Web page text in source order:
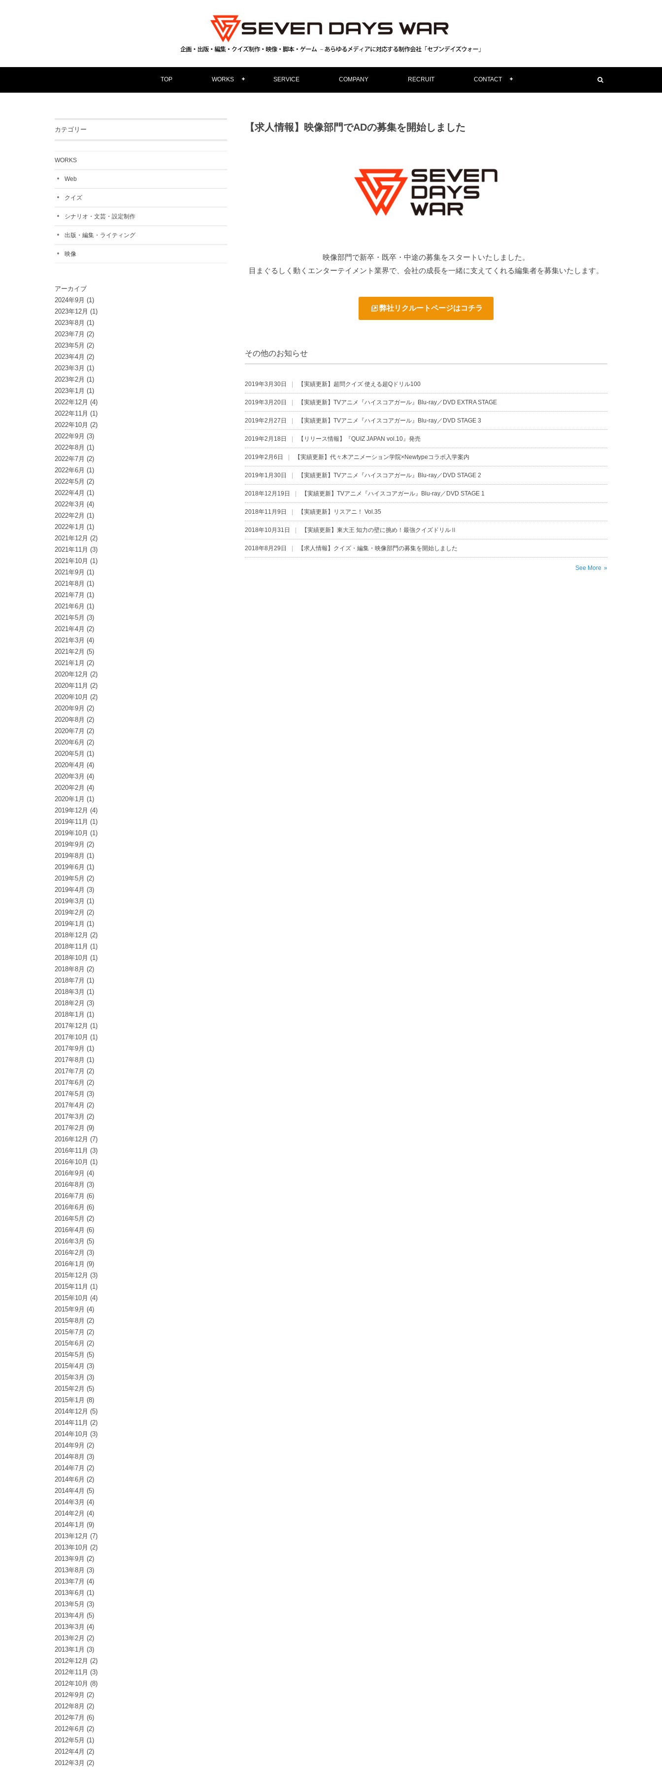
TOP WORKS SERVICE COMPANY RECRUIT CONTACT
【求人情報】映像部門でADの募集を開始しました
映像部門で新卒・既卒・中途の募集をスタートいたしました。
目まぐるしく動くエンターテイメント業界で、会社の成長を一緒に支えてくれる編集者を募集いたします。
弊社リクルートページはコチラ
その他のお知らせ
2019年3月30日 【実績更新】超問クイズ 使える超Qドリル100
2019年3月20日 【実績更新】TVアニメ『ハイスコアガール』Blu-ray／DVD EXTRA STAGE
2019年2月27日 【実績更新】TVアニメ『ハイスコアガール』Blu-ray／DVD STAGE 3
2019年2月18日 【リリース情報】『QUIZ JAPAN vol.10』発売
2019年2月6日 【実績更新】代々木アニメーション学院×Newtypeコラボ入学案内
2019年1月30日 【実績更新】TVアニメ『ハイスコアガール』Blu-ray／DVD STAGE 2
2018年12月19日 【実績更新】TVアニメ『ハイスコアガール』Blu-ray／DVD STAGE 1
2018年11月9日 【実績更新】リスアニ！ Vol.35
2018年10月31日 【実績更新】東大王 知力の壁に挑め！最強クイズドリルⅡ
2018年8月29日 【求人情報】クイズ・編集・映像部門の募集を開始しました
See More
カテゴリー
WORKS
Web
クイズ
シナリオ・文芸・設定制作
出版・編集・ライティング
映像
アーカイブ
2024年9月 (1)
2023年12月 (1)
2023年8月 (1)
2023年7月 (2)
2023年5月 (2)
2023年4月 (2)
2023年3月 (1)
2023年2月 (1)
2023年1月 (1)
2022年12月 (4)
2022年11月 (1)
2022年10月 (2)
2022年9月 (3)
2022年8月 (1)
2022年7月 (2)
2022年6月 (1)
2022年5月 (2)
2022年4月 (1)
2022年3月 (4)
2022年2月 (1)
2022年1月 (1)
2021年12月 (2)
2021年11月 (3)
2021年10月 (1)
2021年9月 (1)
2021年8月 (1)
2021年7月 (1)
2021年6月 (1)
2021年5月 (3)
2021年4月 (2)
2021年3月 (4)
2021年2月 (5)
2021年1月 (2)
2020年12月 (2)
2020年11月 (2)
2020年10月 (2)
2020年9月 (2)
2020年8月 (2)
2020年7月 (2)
2020年6月 (2)
2020年5月 (1)
2020年4月 (4)
2020年3月 (4)
2020年2月 (4)
2020年1月 (1)
2019年12月 (4)
2019年11月 (1)
2019年10月 (1)
2019年9月 (2)
2019年8月 (1)
2019年6月 (1)
2019年5月 (2)
2019年4月 (3)
2019年3月 (1)
2019年2月 (2)
2019年1月 (1)
2018年12月 (2)
2018年11月 (1)
2018年10月 (1)
2018年8月 (2)
2018年7月 (1)
2018年3月 (1)
2018年2月 (3)
2018年1月 (1)
2017年12月 (1)
2017年10月 (1)
2017年9月 (1)
2017年8月 (1)
2017年7月 (2)
2017年6月 (2)
2017年5月 (3)
2017年4月 (2)
2017年3月 (2)
2017年2月 (9)
2016年12月 (7)
2016年11月 (3)
2016年10月 (1)
2016年9月 (4)
2016年8月 (3)
2016年7月 (6)
2016年6月 (6)
2016年5月 (2)
2016年4月 (6)
2016年3月 (5)
2016年2月 (3)
2016年1月 (9)
2015年12月 (3)
2015年11月 (1)
2015年10月 (4)
2015年9月 (4)
2015年8月 (2)
2015年7月 (2)
2015年6月 (2)
2015年5月 (5)
2015年4月 (3)
2015年3月 (3)
2015年2月 (5)
2015年1月 (8)
2014年12月 (5)
2014年11月 (2)
2014年10月 (3)
2014年9月 (2)
2014年8月 (3)
2014年7月 (2)
2014年6月 (2)
2014年4月 (5)
2014年3月 (4)
2014年2月 (4)
2014年1月 (9)
2013年12月 (7)
2013年10月 (2)
2013年9月 (2)
2013年8月 (3)
2013年7月 (4)
2013年6月 (1)
2013年5月 (3)
2013年4月 (5)
2013年3月 (4)
2013年2月 (2)
2013年1月 (3)
2012年12月 (2)
2012年11月 (3)
2012年10月 (8)
2012年9月 (2)
2012年8月 (2)
2012年7月 (6)
2012年6月 (2)
2012年5月 (1)
2012年4月 (2)
2012年3月 (2)